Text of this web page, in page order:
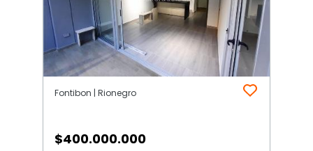
Fontibon | Rionegro
$400.000.000